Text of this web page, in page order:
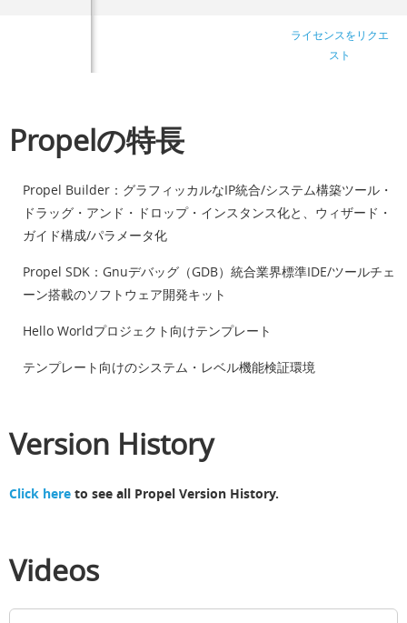
ライセンスをリクエ
スト
Propelの特長
Propel Builder：グラフィッカルなIP統合/システム構築ツール・
ドラッグ・アンド・ドロップ・インスタンス化と、ウィザード・
ガイド構成/パラメータ化
Propel SDK：Gnuデバッグ（GDB）統合業界標準IDE/ツールチェ
ーン搭載のソフトウェア開発キット
Hello Worldプロジェクト向けテンプレート
テンプレート向けのシステム・レベル機能検証環境
Version History
Click here to see all Propel Version History.
Videos